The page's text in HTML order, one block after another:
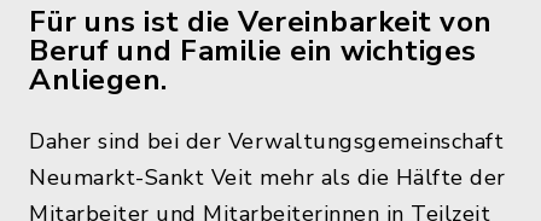
Für uns ist die Vereinbarkeit von
Beruf und Familie ein wichtiges
Anliegen.
Daher sind bei der Verwaltungsgemeinschaft
Neumarkt-Sankt Veit mehr als die Hälfte der
Mitarbeiter und Mitarbeiterinnen in Teilzeit